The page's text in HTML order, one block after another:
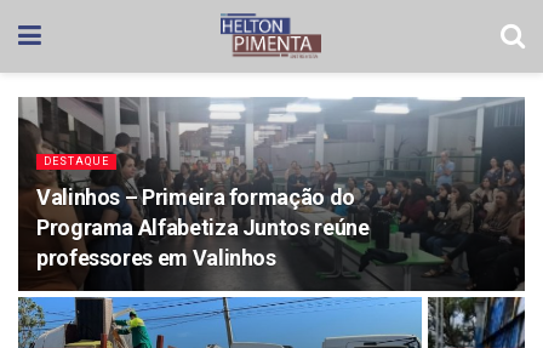
DESTAQUE
Valinhos – Primeira formação do
Programa Alfabetiza Juntos reúne
professores em Valinhos